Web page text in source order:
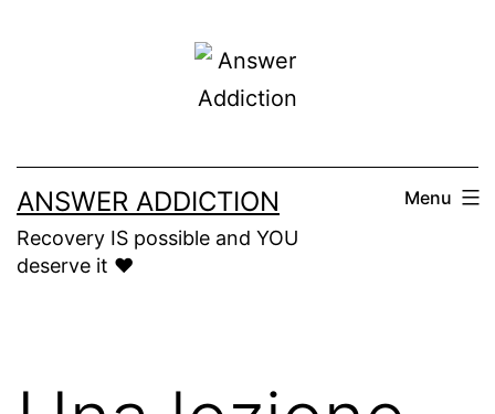
ANSWER ADDICTION
Recovery IS possible and YOU
deserve it ❤️
Menu